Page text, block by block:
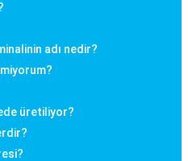
adı nedir?
üretiliyor?